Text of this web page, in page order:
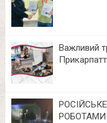
Важливий